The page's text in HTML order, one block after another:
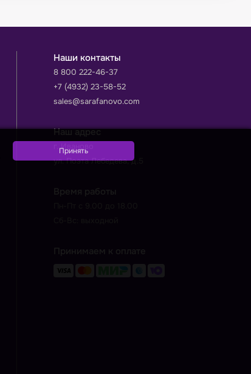
Наши контакты
8 800 222-46-37
+7 (4932) 23-58-52
sales@sarafanovo.com
Наш адрес
г. Иваново
ул. Поэта Лебедева, д.5
Время работы
Принимаем к оплате